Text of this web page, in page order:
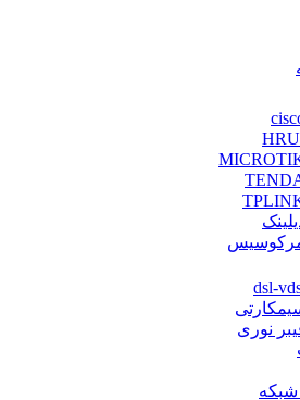
نوری
شبکه